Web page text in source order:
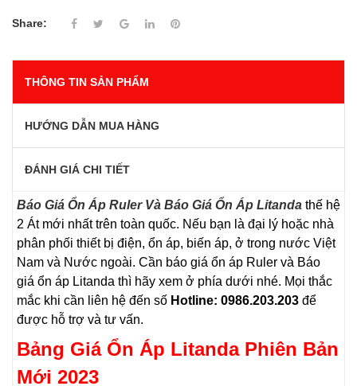
Share:
THÔNG TIN SẢN PHẨM
HƯỚNG DẪN MUA HÀNG
ĐÁNH GIÁ CHI TIẾT
Báo Giá Ổn Áp Ruler Và Báo Giá Ổn Áp Litanda thế hệ
2 Át mới nhất trên toàn quốc. Nếu bạn là đại lý hoặc nhà
phân phối thiết bị điện, ổn áp, biến áp, ở trong nước Việt
Nam và Nước ngoài. Cần báo giá ổn áp Ruler và Báo
giá ổn áp Litanda thì hãy xem ở phía dưới nhé. Mọi thắc
mắc khi cần liên hệ đến số Hotline: 0986.203.203 để
được hỗ trợ và tư vấn.
Bảng Giá Ổn Áp Litanda Phiên Bản
Mới 2023